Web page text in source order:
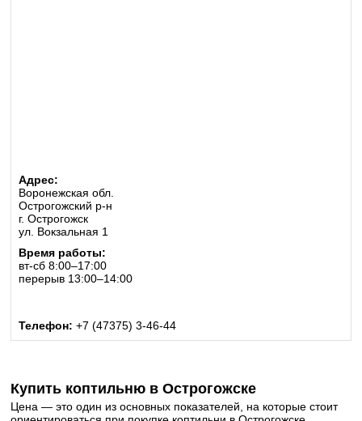
Адрес:
Воронежская обл.
Острогожский р-н
г. Острогожск
ул. Вокзальная 1
Время работы:
вт-сб 8:00–17:00
перерыв 13:00–14:00
Телефон: +7 (47375) 3-46-44
Купить коптильню в Острогожске
Цена — это один из основных показателей, на которые стоит